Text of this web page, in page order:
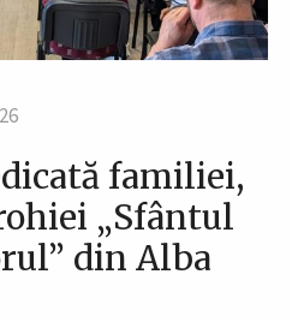
familiei,
„Sfântul
din Alba